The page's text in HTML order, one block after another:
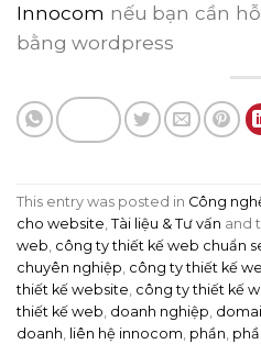
Innocom nếu bạn cần
bằng wordpress
This entry was posted in Công
cho website, Tài liệu & Tư vấn and
web, công ty thiết kế web chuẩn
chuyên nghiệp, công ty thiết kế
thiết kế website, công ty thiết kế
thiết kế web, doanh nghiệp,
doanh, liên hệ innocom, phần,